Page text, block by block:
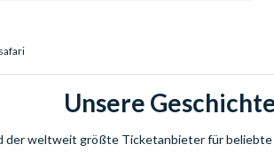
mit Kohlensäure | Arabischer Kaffee |
Unsere
der weltweit größte Ticketanbieter für